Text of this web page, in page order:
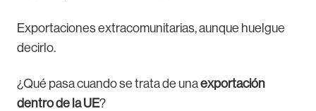
Exportaciones extracomunitarias, aunque huelgue
decirlo.
¿Qué pasa cuando se trata de unaexportación
dentro de la UE?